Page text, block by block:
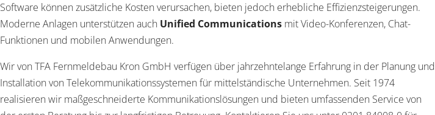
Software können zusätzliche Kosten verursachen, bieten jedoch erhebliche Effizienzsteigerungen.
Moderne Anlagen unterstützen auch Unified Communications mit Video-Konferenzen, Chat-
Funktionen und mobilen Anwendungen.
Wir von TFA Fernmeldebau Kron GmbH verfügen über jahrzehntelange Erfahrung in der Planung und
Installation von Telekommunikationssystemen für mittelständische Unternehmen. Seit 1974
realisieren wir maßgeschneiderte Kommunikationslösungen und bieten umfassenden Service von